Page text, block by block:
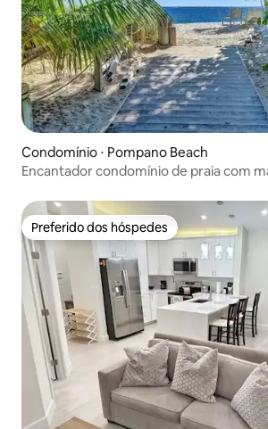
Condomínio ⋅ Pompano Beach
Encantador condomínio de praia com
Preferido dos hóspedes
Preferido dos hóspedes